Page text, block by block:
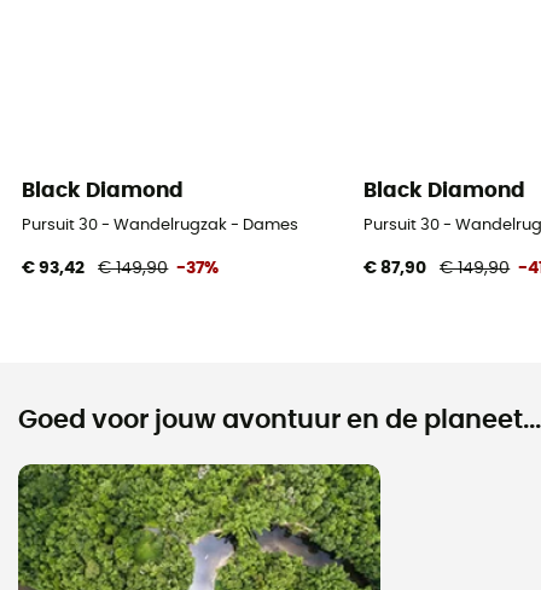
Black Diamond
Pursuit 30 - Wandelrugzak - Dames
€ 93,42 € 149,90 -37%
Black Diamond
Pursuit 30 -
€ 87,90 € 149,90 -
Goed voor jouw avontuur en de planeet...